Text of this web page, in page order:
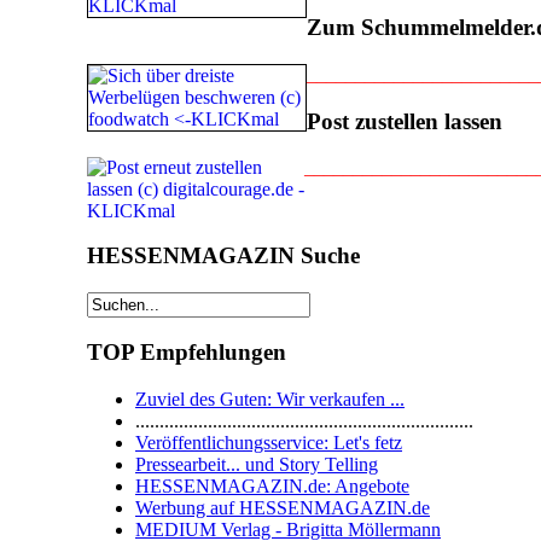
Zum
Post zustellen lassen
HESSENMAGAZIN Suche
TOP Empfehlungen
Zuviel des Guten: Wir verkaufen ...
......................................................................
Veröffentlichungsservice: Let's fetz
Pressearbeit... und Story Telling
HESSENMAGAZIN.de: Angebote
Werbung auf HESSENMAGAZIN.de
MEDIUM Verlag - Brigitta Möllermann